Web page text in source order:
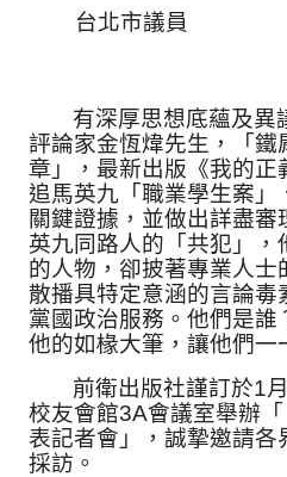
台北市議員
有深厚思想底蘊及異
評論家金恆煒先生，「 鐵
章」，最新出版《我的正
追馬英九「職業學生案」
關鍵證據， 並做出詳盡審
英九同路人的「共犯」，
的人物，卻披著專業人士
散播具特定意涵的言論毒
黨國政治服務。他們是誰
他的如椽大筆，讓他們一
前衛出版社謹訂於1月
校友會館3A會議室舉辦
表記者會」，誠摯邀請各
採訪。